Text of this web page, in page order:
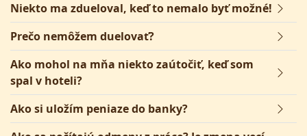
Niekto ma zdueloval, keď to nemalo byť možné!
Prečo nemôžem duelovať?
Ako mohol na mňa niekto zaútočiť, keď som
spal v hoteli?
Ako si uložím peniaze do banky?